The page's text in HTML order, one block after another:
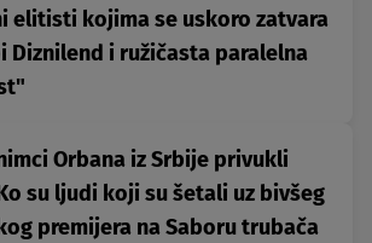
elitisti kojima se uskoro zatvara
Diznilend i ružičasta paralelna
Orbana iz Srbije privukli
su ljudi koji su šetali uz bivšeg
premijera na Saboru trubača